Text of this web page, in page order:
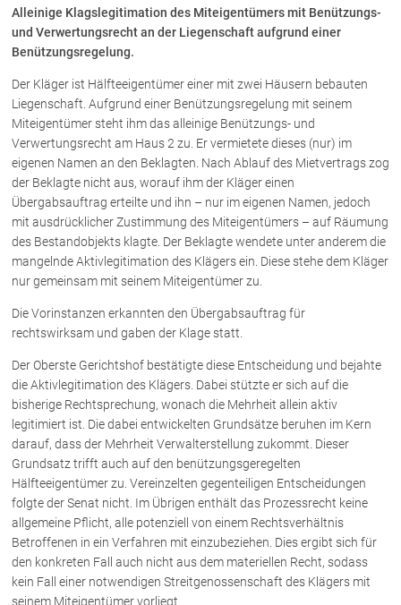
Prozessführung und
Schiedsgerichtsbarkeit
Skiunfälle in Österreich
Über uns
Kanzleiteam
Netzwerk
Download
Die Österreichischen Rechtsanwälte
Anwälte
Dr. Stefan Müller
Dr. Petra Piccolruaz
Mag. Patrick Piccolruaz
Dr. Roland Piccolruaz †
Mag. Raphaela Klotz
Rechtsnews
Publikationen
Paragraphen & Mehr
Medien
Alleinige Klagslegitimation des Miteigentümers mit Benützungs-
und Verwertungsrecht an der Liegenschaft aufgrund einer
Benützungsregelung.
Der Kläger ist Hälfteeigentümer einer mit zwei Häusern bebauten
Liegenschaft. Aufgrund einer Benützungsregelung mit seinem
Miteigentümer steht ihm das alleinige Benützungs- und
Verwertungsrecht am Haus 2 zu. Er vermietete dieses (nur) im
eigenen Namen an den Beklagten. Nach Ablauf des Mietvertrags zog
der Beklagte nicht aus, worauf ihm der Kläger einen
Übergabsauftrag erteilte und ihn – nur im eigenen Namen, jedoch
mit ausdrücklicher Zustimmung des Miteigentümers – auf Räumung
des Bestandobjekts klagte. Der Beklagte wendete unter anderem die
mangelnde Aktivlegitimation des Klägers ein. Diese stehe dem Kläger
nur gemeinsam mit seinem Miteigentümer zu.
Die Vorinstanzen erkannten den Übergabsauftrag für
rechtswirksam und gaben der Klage statt.
Der Oberste Gerichtshof bestätigte diese Entscheidung und bejahte
die Aktivlegitimation des Klägers. Dabei stützte er sich auf die
bisherige Rechtsprechung, wonach die Mehrheit allein aktiv
legitimiert ist. Die dabei entwickelten Grundsätze beruhen im Kern
darauf, dass der Mehrheit Verwalterstellung zukommt. Dieser
Grundsatz trifft auch auf den benützungsgeregelten
Hälfteeigentümer zu. Vereinzelten gegenteiligen Entscheidungen
folgte der Senat nicht. Im Übrigen enthält das Prozessrecht keine
allgemeine Pflicht, alle potenziell von einem Rechtsverhältnis
Betroffenen in ein Verfahren mit einzubeziehen. Dies ergibt sich für
den konkreten Fall auch nicht aus dem materiellen Recht, sodass
kein Fall einer notwendigen Streitgenossenschaft des Klägers mit
seinem Miteigentümer vorliegt.